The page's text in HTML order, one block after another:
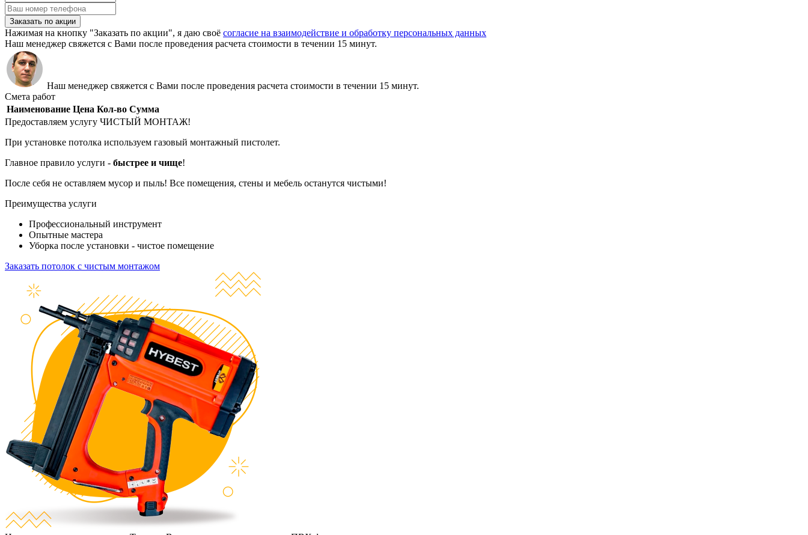
Заказать по акции
Нажимая на кнопку "Заказать по акции", я даю своё согласие на взаимодействие и обработку персональных данных
Наш менеджер свяжется с Вами после проведения расчета стоимости в течении 15 минут.
Наш менеджер свяжется с Вами после проведения расчета стоимости в течении 15 минут.
Смета работ
Наименование Цена Кол-во Сумма
Предоставляем услугу ЧИСТЫЙ МОНТАЖ!
При установке потолка используем газовый монтажный пистолет.
Главное правило услуги - быстрее и чище!
После себя не оставляем мусор и пыль! Все помещения, стены и мебель останутся чистыми!
Преимущества услуги
Профессиональный инструмент
Опытные мастера
Уборка после установки - чистое помещение
Заказать потолок с чистым монтажом